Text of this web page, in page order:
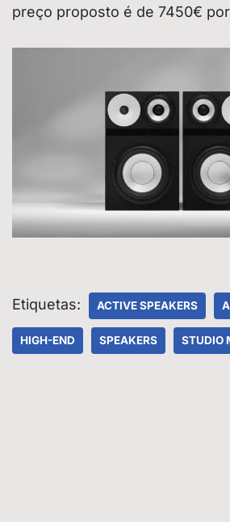
preço proposto é de 7450€
Etiquetas: ACTIVE SPEAKERS
HIGH-END SPEAKERS STUDIO